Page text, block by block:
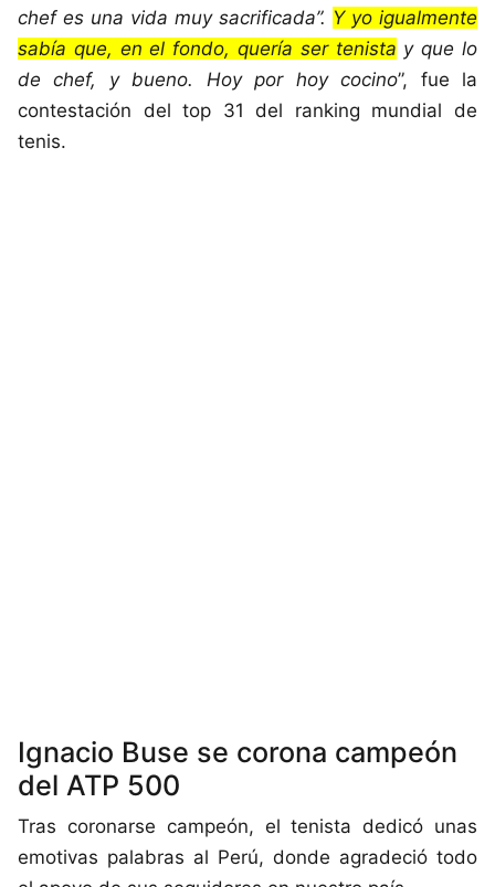
chef es una vida muy sacrificada”. Y yo igualmente
sabía que, en el fondo, quería ser tenista y que lo
de chef, y bueno. Hoy por hoy cocino”, fue la
contestación del top 31 del ranking mundial de
tenis.
Ignacio Buse se corona campeón
del ATP 500
Tras coronarse campeón, el tenista dedicó unas
emotivas palabras al Perú, donde agradeció todo